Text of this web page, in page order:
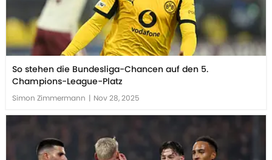
So stehen die Bundesliga-Chancen auf den 5.
Champions-League-Platz
Simon Zimmermann | Nov 28, 2025